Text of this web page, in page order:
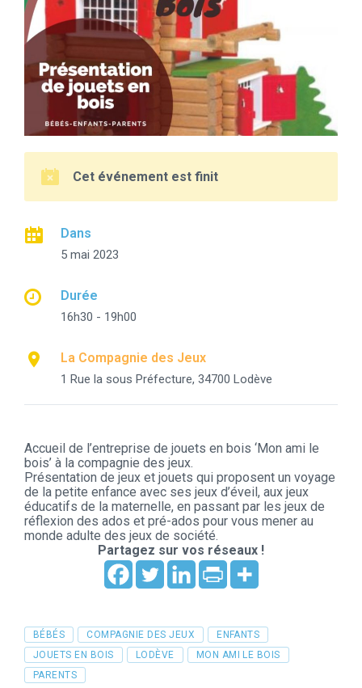
Cet événement est finit
Dans
5 mai 2023
Durée
16h30 - 19h00
La Compagnie des Jeux
1 Rue la sous Préfecture, 34700 Lodève
Accueil de l’entreprise de jouets en bois ‘Mon ami le
bois’ à la compagnie des jeux.
Présentation de jeux et jouets qui proposent un voyage
de la petite enfance avec ses jeux d’éveil, aux jeux
éducatifs de la maternelle, en passant par les jeux de
réflexion des ados et pré-ados pour vous mener au
monde adulte des jeux de société.
Partagez sur vos réseaux !
Tags
BÉBÉS COMPAGNIE DES JEUX
ENFANTS
JOUETS EN BOIS
LODÈVE
MON AMI LE BOIS
PARENTS